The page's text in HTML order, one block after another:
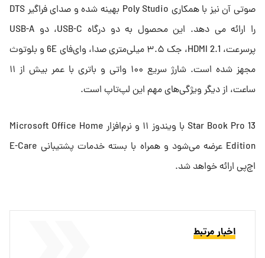
صوتی آن نیز با همکاری Poly Studio بهینه شده و صدای فراگیر DTS
را ارائه می دهد. این محصول به دو درگاه USB-C، دو USB-A
پرسرعت، HDMI 2.1، جک ۳.۵ میلی‌متری صدا، وای‌فای 6E و بلوتوث
مجهز شده است. شارژ سریع ۱۰۰ واتی و باتری با عمر بیش از ۱۱
ساعت، از دیگر ویژگی‌های مهم این لپ‌تاپ است.
Star Book Pro 13 با ویندوز ۱۱ و نرم‌افزار Microsoft Office Home
Edition عرضه می‌شود و همراه با بسته خدمات پشتیبانی E-Care
اچ‌پی ارائه خواهد شد.
اخبار مرتبط